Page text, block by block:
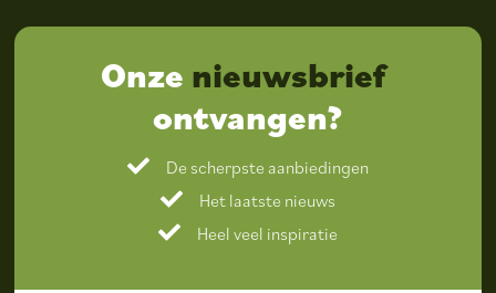
Onze nieuwsbrief
ontvangen?
De scherpste aanbiedingen
Het laatste nieuws
Heel veel inspiratie